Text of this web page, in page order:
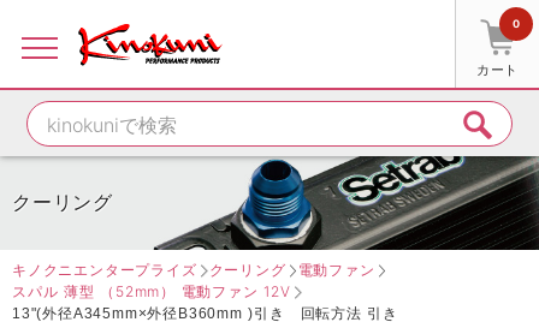
カート
0
クーリング
キノクニエンタープライズ クーリング
電動ファン
スパル 薄型 （52mm） 電動ファン 12V
13"(外径A345mm×外径B360mm )引き 回転方法 引き